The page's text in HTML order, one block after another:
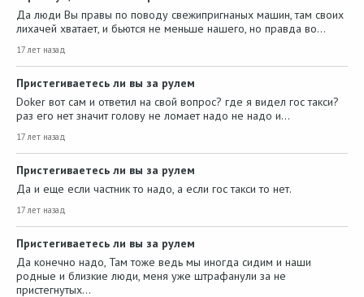
Да люди Вы правы по поводу свежипригнаных машин, там своих
лихачей хватает, и бьются не меньше нашего, но правда во…
17 лет назад
Пристегиваетесь ли вы за рулем
Doker вот сам и ответил на свой вопрос? где я видел гос такси?
раз его нет значит голову не ломает надо не надо и…
17 лет назад
Пристегиваетесь ли вы за рулем
Да и еще если частник то надо, а если гос такси то нет.
17 лет назад
Пристегиваетесь ли вы за рулем
Да конечно надо, Там тоже ведь мы иногда сидим и наши
родные и близкие люди, меня уже штрафанули за не
пристегнутых…